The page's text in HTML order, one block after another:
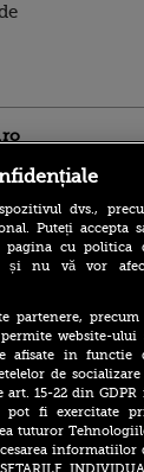
dvs.,
Puteți accepta
pagina cu politica
și nu vă vor
partenere, precum
website-ului
afisate in functie
de socializare
art. 15-22 din GDPR
pot fi exercitate
tuturor
informatiilor